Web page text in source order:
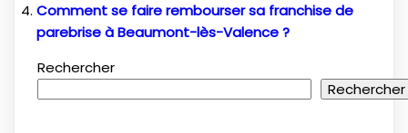
Comment se faire rembourser sa franchise de
parebrise à Beaumont-lès-Valence ?
Rechercher
Rechercher